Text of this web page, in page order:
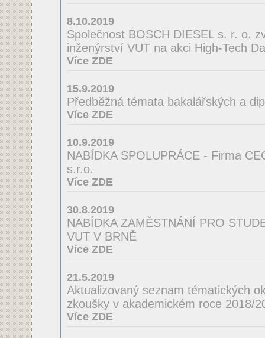
8.10.2019
Společnost BOSCH DIESEL s. r. o.
inženýrství VUT na akci High-Tech
Více ZDE
15.9.2019
Předběžná témata bakalářských a
Více ZDE
10.9.2019
NABÍDKA SPOLUPRÁCE - Firma
s.r.o.
Více ZDE
30.8.2019
NABÍDKA ZAMĚSTNÁNÍ PRO
VUT V BRNĚ
Více ZDE
21.5.2019
Aktualizovaný seznam tématických
zkoušky v akademickém roce 2018/
Více ZDE